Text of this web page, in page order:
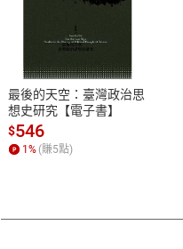
付款方式
ATM轉帳、信用卡、
最後的天空：臺灣政治思
想史研究【電子書】
$546
1 % (賺5點)